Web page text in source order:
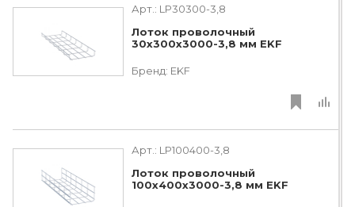
Арт.: LP30300-3,8
Лоток проволочный
30х300х3000-3,8 мм EKF
Бренд: EKF
Арт.: LP100400-3,8
Лоток проволочный
100х400х3000-3,8 мм EKF